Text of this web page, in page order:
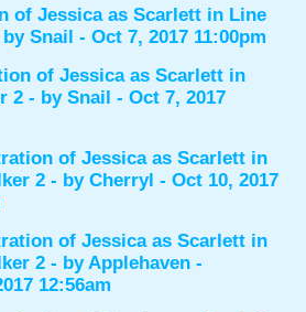
of Jessica as Scarlett in Line
by Snail - Oct 7, 2017 11:00pm
of Jessica as Scarlett in
2 - bySnail - Oct 7, 2017
of Jessica as Scarlett in
2 - byCherryl - Oct 10, 2017
of Jessica as Scarlett in
2 - byApplehaven -
12:56am